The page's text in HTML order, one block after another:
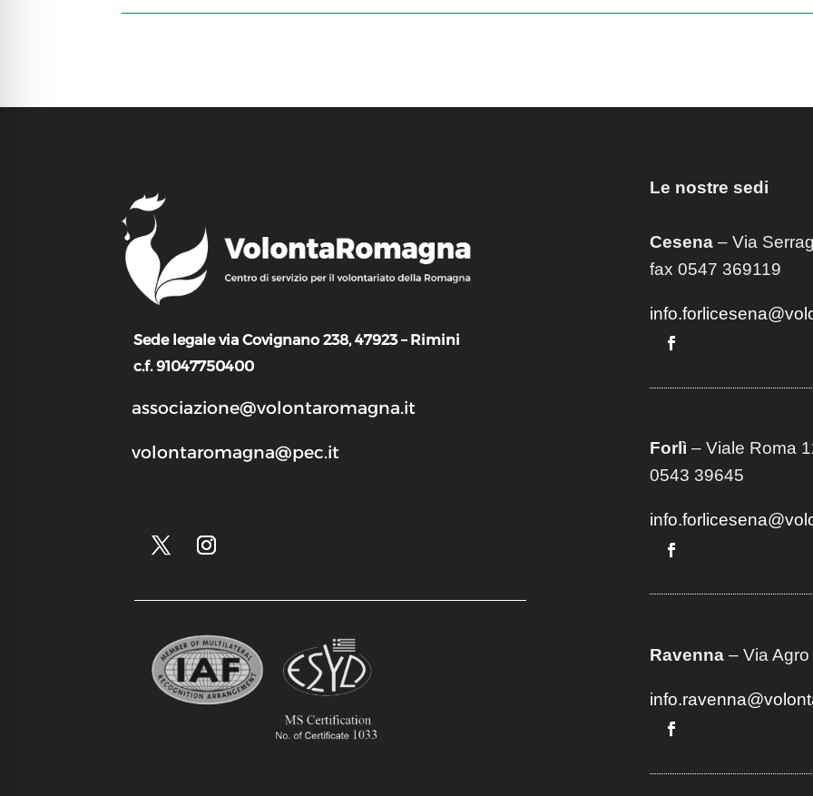
Sede legale via Covignano 238, 47923 – Rimini
c.f. 91047750400
associazione@volontaromagna.it
volontaromagna@pec.it
Le nostre sedi
Cesena– Via
fax 0547 369119
Forlì – Viale Roma
0543 39645
Ravenna– Via Agro